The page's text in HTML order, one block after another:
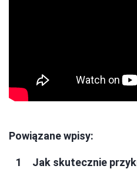
Powiązane wpisy:
Jak skutecznie